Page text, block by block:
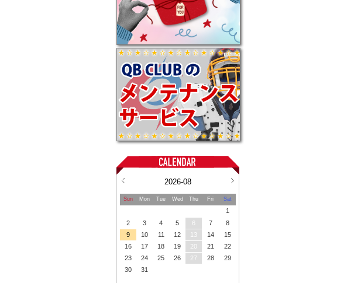
2026-08
Sun Mon Tue Wed Thu Fri Sat
1
2
3 4 5 6 7
8
9
10 11 12 13 14
15
16
17 18 19 20 21
22
23
24 25 26 27 28
29
30
31